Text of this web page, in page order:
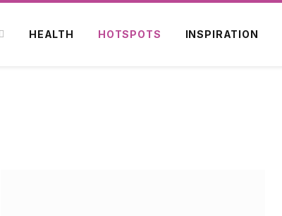
HEALTH HOTSPOTS INSPIRATION